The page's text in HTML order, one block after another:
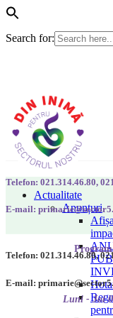
Search for:
Actualitate
Anunțuri
Telefon: 021.314.46.80,
E-mail:
Luni - Joi
Telefon: 021.314.46.80,
E-mail: